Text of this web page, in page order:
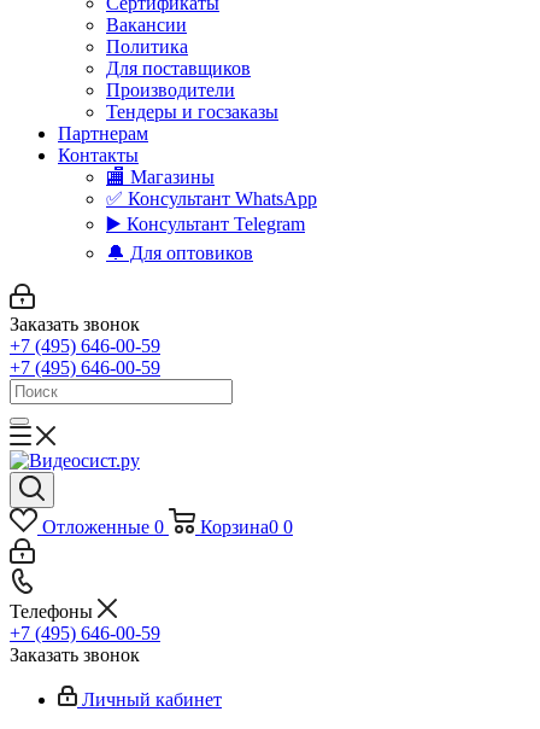
Вакансии
Политика
Для поставщиков
Производители
Тендеры и госзаказы
Партнерам
Контакты
🏬 Магазины
✅️ Консультант WhatsApp
▶️ Консультант Telegram
🔔 Для оптовиков
Заказать звонок
+7 (495) 646-00-59
+7 (495) 646-00-59
Отложенные 0 Корзина0 0
Телефоны
+7 (495) 646-00-59
Заказать звонок
Личный кабинет